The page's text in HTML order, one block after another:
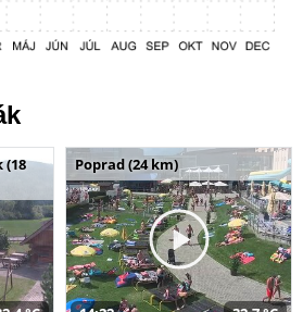
(18
Poprad (24 km)